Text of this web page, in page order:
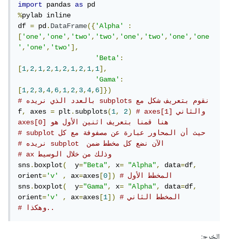
import
pandas as
%pylab inline
df = pd.DataFrame({'Alpha'
:
['one','one','two','two','one','two','one','one
','one','two'],
'Beta':
[1,2,1,2,1,2,1,2,1,1],
'Gama':
[1,2,3,4,6,1,2,3,4,6]})
f, axes = plt.subplots(1, 2)
# axes[1] والثاني
# نريده subplot  الآن نضع كل مخطط ضمن
sns.boxplot(
  y
="Beta", x= "Alpha", data=df,
orient='v' , ax=axes [0])
# المخطط الأول
sns.boxplot(
  y
="Gama", x= "Alpha", data=df,
orient='v' , ax=axes [1])
# المخطط الثاني
# وهكذا..